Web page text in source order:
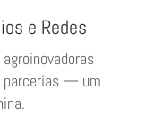
e Redes
parcerias — um